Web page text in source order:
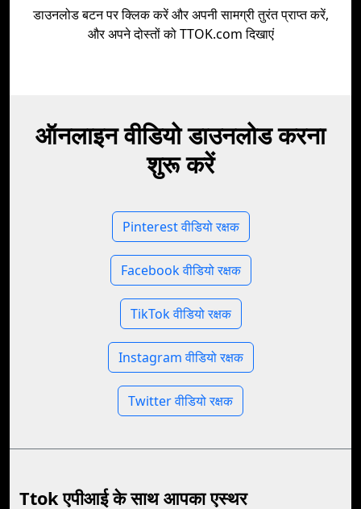
डाउनलोड बटन पर क्लिक करें और अपनी सामग्री तुरंत प्राप्त करें,
और अपने दोस्तों को TTOK.com दिखाएं
ऑनलाइन वीडियो डाउनलोड करना
शुरू करें
Pinterest वीडियो रक्षक
Facebook वीडियो रक्षक
TikTok वीडियो रक्षक
Instagram वीडियो रक्षक
Twitter वीडियो रक्षक
Ttok एपीआई के साथ आपका एस्थर